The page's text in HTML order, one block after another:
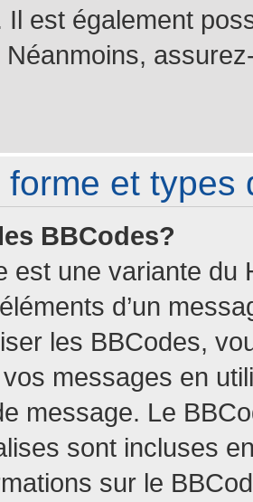
Il est également
Néanmoins,
forme et types
BBCodes?
est une variante du
d’un
les BBCodes,
messages en
message. Le
sont incluses
sur le